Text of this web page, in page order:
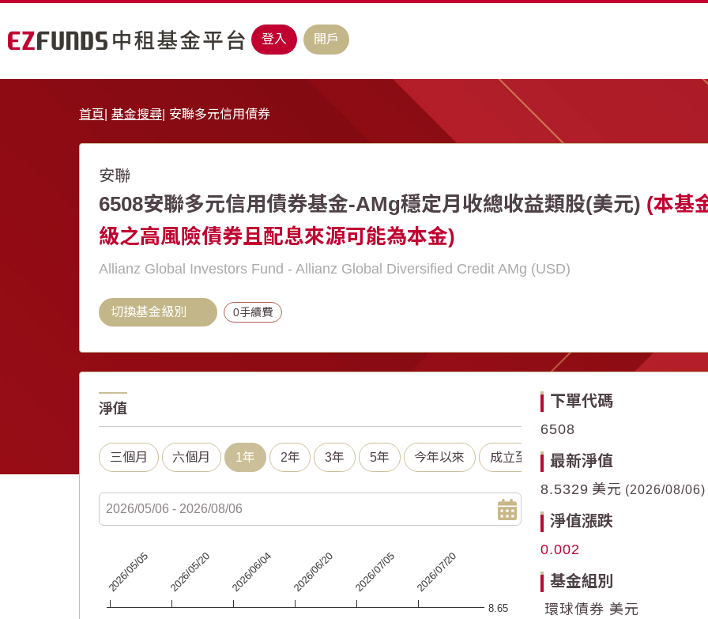
登入 開戶
首頁 基金搜尋 安聯多元信用債券
安聯
6508安聯多元信用債券基金-AMg穩定月收總收益類股(美元) (本基
級之高風險債券且配息來源可能為本金)
Allianz Global Investors Fund - Allianz Global Diversified Credit AMg (USD)
切換基金級別 0手續費
淨值
三個月 六個月 1年 2年 3年 5年 今年以來 成立至今
Line chart with 67 data points.
The chart has 1 X axis displaying Time. Data ranges from 2026-05-05 00:00:00 to 2026-08-05 00:00:00.
8.65
2026/05/05 2026/05/20 2026/06/04 2026/06/20 2026/07/05 2026/07/20
下單代碼
6508
最新淨值
8.5329 美元 2026/08/06
淨值漲跌
0.002
基金組別
環球債券 美元